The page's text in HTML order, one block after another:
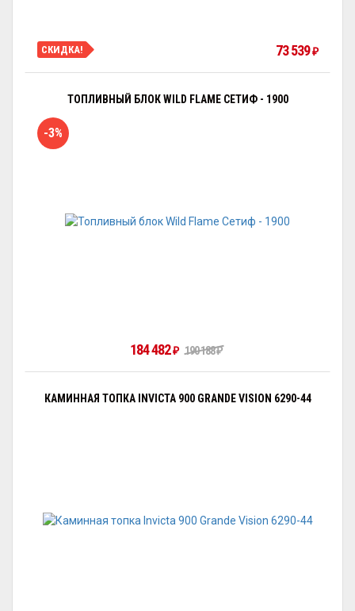
СКИДКА! 73 539 ₽
ТОПЛИВНЫЙ БЛОК WILD FLAME СЕТИФ - 1900
-3%
184 482 ₽ 190 188₽
КАМИННАЯ ТОПКА INVICTA 900 GRANDE VISION 6290-44